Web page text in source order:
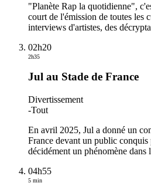
"Planète Rap la quotidienne",
court de l'émission de toutes les
interviews d'artistes, des
02h20
2h35
Jul au Stade de France
Divertissement
-Tout
En avril 2025, Jul a donné un
France devant un public
décidément un phénomène dans
04h55
5 min